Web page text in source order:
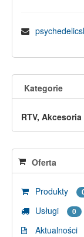
Kategorie
RTV, Akcesoria
Oferta
Produkty
Usługi 0
Aktualności